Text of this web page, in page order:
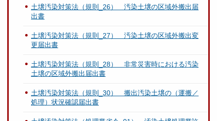
土壌汚染対策法（規則_26） 汚染土壌の区域外搬出届
出書
土壌汚染対策法（規則_27） 汚染土壌の区域外搬出変
更届出書
土壌汚染対策法（規則_28） 非常災害時における汚染
土壌の区域外搬出届出書
土壌汚染対策法（規則_30） 搬出汚染土壌の（運搬／
処理）状況確認届出書